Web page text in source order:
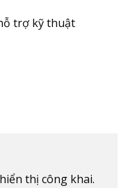
trợ kỹ thuật
thị công khai.